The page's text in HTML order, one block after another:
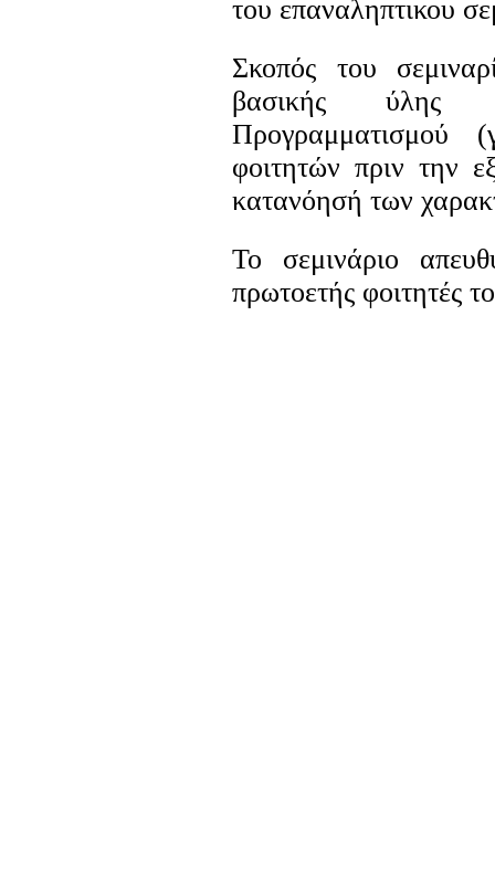
του επαναληπτικου
Σκοπός του
βασικής ύλης
Προγραμματισμού
φοιτητών πριν την
κατανόησή των
Το σεμινάριο
πρωτοετής